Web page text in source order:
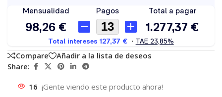
Compare
Añadir a la lista de deseos
Share:
16 ¡Gente viendo este producto ahora!